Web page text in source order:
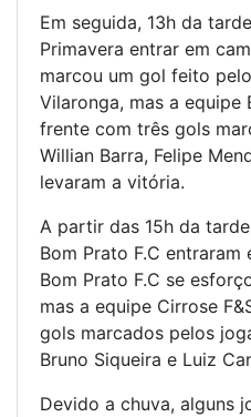
Em seguida, 13h da
Primavera entrar em
marcou um gol feito
Vilaronga, mas a equipe
frente com três gols
Willian Barra, Felipe
levaram a vitória.
A partir das 15h da
Bom Prato F.C
Bom Prato F.C se
mas a equipe Cirrose
gols marcados pelos
Bruno Siqueira e Luiz
Devido a chuva, alguns